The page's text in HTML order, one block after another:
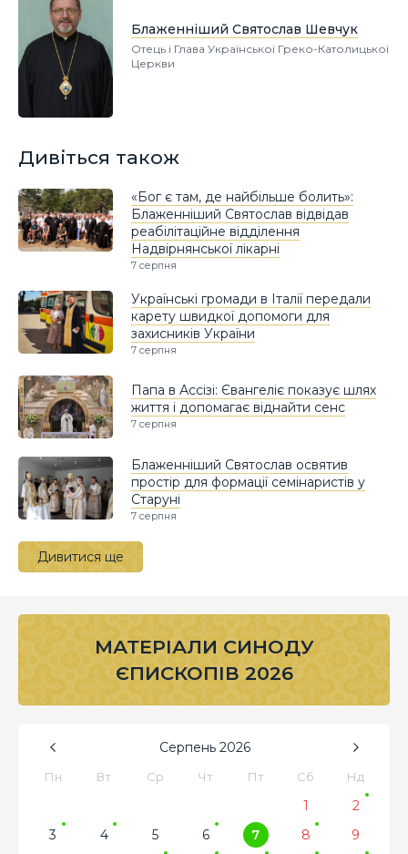
Блаженніший Святослав Шевчук
Отець і Глава Української Греко-Католицької
Церкви
Дивіться також
«Бог є там, де найбільше болить»:
Блаженніший Святослав відвідав
реабілітаційне відділення
Надвірнянської лікарні
7 серпня
Українські громади в Італії передали
карету швидкої допомоги для
захисників України
7 серпня
Папа в Ассізі: Євангеліє показує шлях
життя і допомагає віднайти сенс
7 серпня
Блаженніший Святослав освятив
простір для формації семінаристів у
Старуні
7 серпня
Дивитися ще
МАТЕРІАЛИ СИНОДУ
ЄПИСКОПІВ 2026
Серпень 2026
Пн Вт Ср Чт Пт Сб Нд
1
2
3
4 5 6 7 8
9